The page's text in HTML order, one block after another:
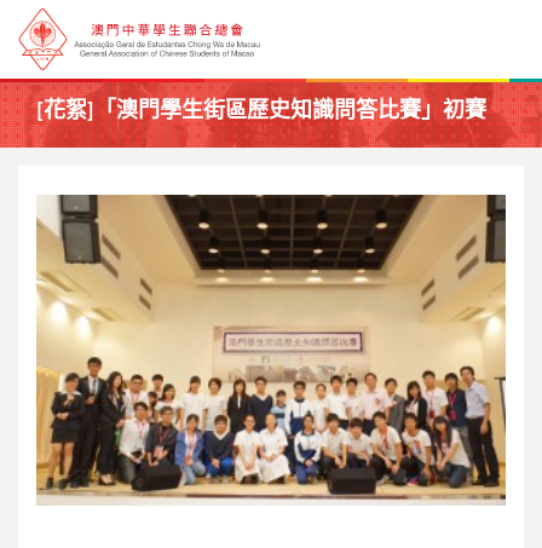
[花絮]「澳門學生街區歷史知識問答比賽」初賽